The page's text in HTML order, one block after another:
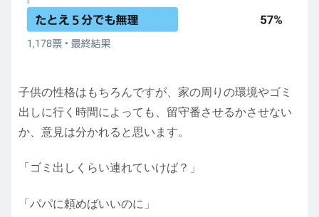
子供の性格はもちろんですが、家の周りの環境やゴミ
出しに行く時間によっても、留守番させるかさせない
か、意見は分かれると思います。
「ゴミ出しくらい連れていけば？」
「パパに頼めばいいのに」